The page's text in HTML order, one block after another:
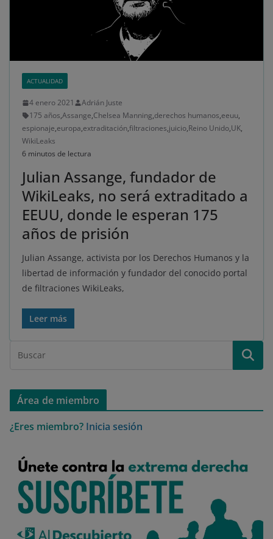
ACTUALIDAD
4 enero 2021
Adrián Juste
175 años,Assange,Chelsea Manning,derechos humanos,eeuu,
espionaje,europa,extraditación,filtraciones,juicio,Reino Unido,UK,
WikiLeaks
6 minutos de lectura
Julian Assange, fundador de
WikiLeaks, no será extraditado a
EEUU, donde le esperan 175
años de prisión
Julian Assange, activista por los Derechos Humanos y la
libertad de información y fundador del conocido portal
de filtraciones WikiLeaks,
Leer más
Área de miembro
¿Eres miembro? Inicia sesión